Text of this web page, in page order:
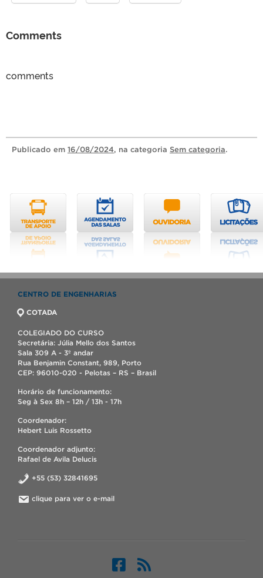
Comments
comments
Publicado em 16/08/2024, na categoria Sem categoria.
CENTRO DE ENGENHARIAS
COTADA
COLEGIADO DO CURSO
Secretária: Júlia Mello dos Santos
Sala 309 A - 3º andar
Rua Benjamin Constant, 989, Porto
CEP: 96010-020 - Pelotas – RS – Brasil
Horário de funcionamento:
Seg à Sex 8h – 12h / 13h - 17h
Coordenador:
Hebert Luis Rossetto
Coordenador adjunto:
Rafael de Avila Delucis
+55 (53) 32841695
clique para ver o e-mail